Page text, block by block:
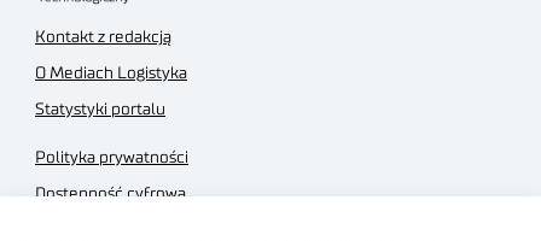
Kontakt z redakcją
O Mediach Logistyka
Statystyki portalu
Polityka prywatności
Dostępność cyfrowa